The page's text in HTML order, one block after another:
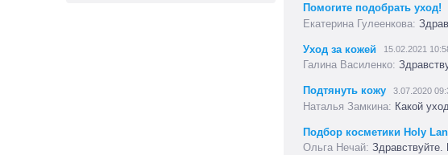
Помогите подобрать уход!
Уход за кожей 15.02.2021
Подтянуть кожу 3.07.2020
Какой
Подбор косметики Holy
Здравствуйте.